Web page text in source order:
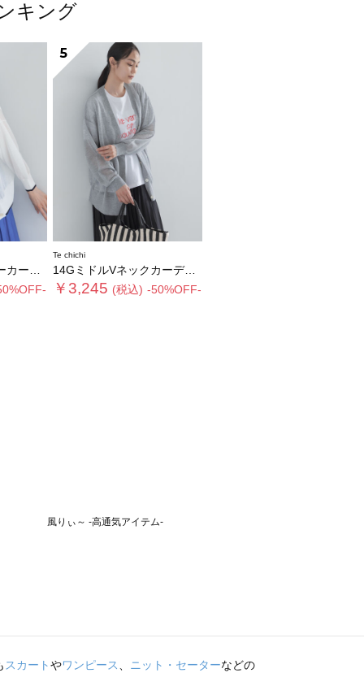
キング
ィガン
5
Te chichi
14GミドルVネックカーディガン《2026 SUMMER LOOK item》
￥3,245 (税込) -50%OFF-
スカートやワンピース、 ニット・セーターなどの